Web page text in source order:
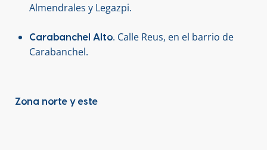
Almendrales y Legazpi.
Carabanchel Alto. Calle Reus, en el barrio de
Carabanchel.
Zona norte y este